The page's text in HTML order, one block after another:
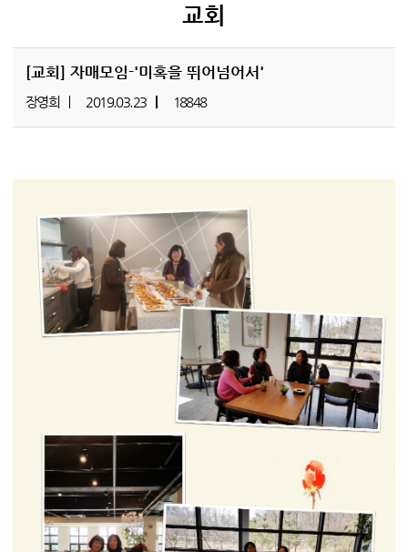
교회
[교회] 자매모임-'미혹을 뛰어넘어서'
장영희 2019.03.23 18848